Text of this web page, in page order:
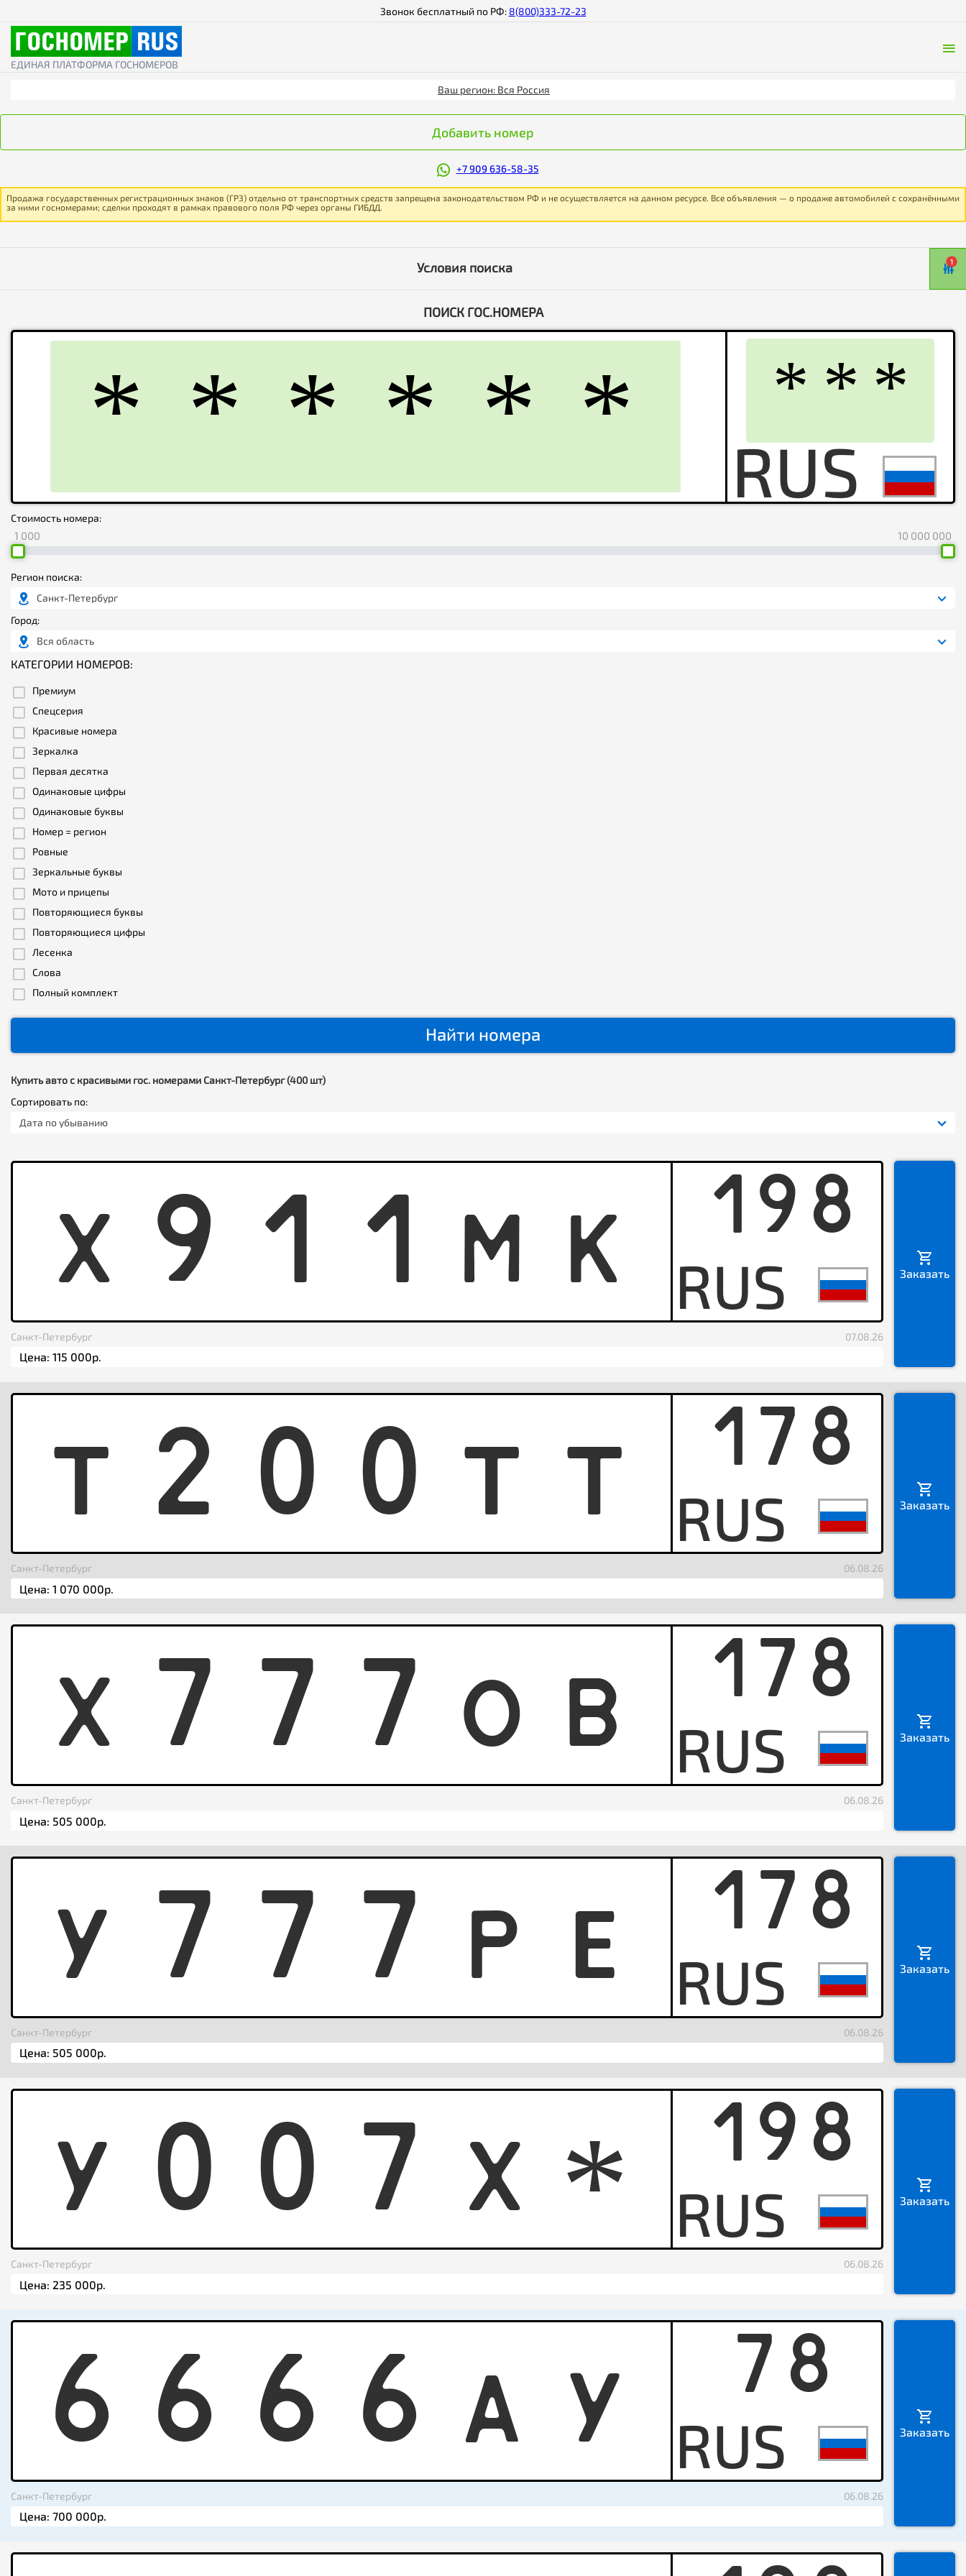
Звонок бесплатный по РФ: 8(800)333-72-23
ЕДИНАЯ ПЛАТФОРМА ГОСНОМЕРОВ
Ваш регион: Вся Россия
Добавить номер
+7 909 636-58-35
Продажа государственных регистрационных знаков (ГРЗ) отдельно от транспортных средств запрещена законодательством РФ и не осуществляется на данном ресурсе. Все объявления — о продаже автомобилей с сохранёнными
за ними госномерами; сделки проходят в рамках правового поля РФ через органы ГИБДД.
Условия поиска 1
ПОИСК ГОС.НОМЕРА
Стоимость номера:
1 000 10 000 000
Регион поиска:
Санкт-Петербург
Город:
Вся область
КАТЕГОРИИ НОМЕРОВ:
Премиум
Спецсерия
Красивые номера
Зеркалка
Первая десятка
Одинаковые цифры
Одинаковые буквы
Номер = регион
Ровные
Зеркальные буквы
Мото и прицепы
Повторяющиеся буквы
Повторяющиеся цифры
Лесенка
Слова
Полный комплект
Найти номера
Купить авто с красивыми гос. номерами Санкт-Петербург (400 шт)
Сортировать по:
Дата по убыванию
X 9 1 1 M K 198
Санкт-Петербург 07.08.26
Заказать
T 2 0 0 T T 178
Санкт-Петербург 06.08.26
Заказать
X 7 7 7 O B 178
Санкт-Петербург 06.08.26
Заказать
Y 7 7 7 P E 178
Санкт-Петербург 06.08.26
Заказать
Y 0 0 7 X *
198
Санкт-Петербург 06.08.26
Заказать
6 6 6 6 A Y 78
Санкт-Петербург 06.08.26
Заказать